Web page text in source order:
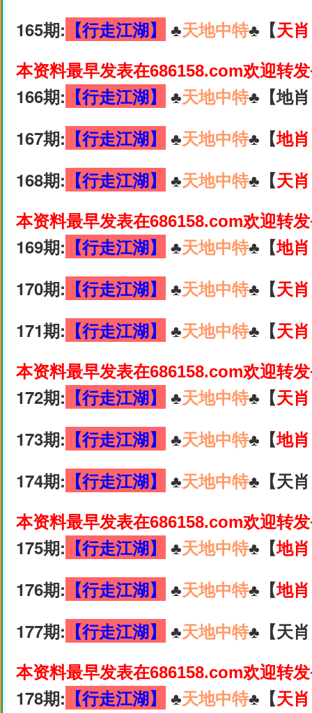
165期: 【行走江湖】 ♣️天地中特♣️【天肖
本资料最早发表在686158.com欢迎转
166期: 【行走江湖】 ♣️天地中特♣️【地
167期: 【行走江湖】 ♣️天地中特♣️【地肖
168期: 【行走江湖】 ♣️天地中特♣️【天肖
本资料最早发表在686158.com欢迎转
169期: 【行走江湖】 ♣️天地中特♣️【地肖
170期: 【行走江湖】 ♣️天地中特♣️【天肖
171期: 【行走江湖】 ♣️天地中特♣️【天肖
本资料最早发表在686158.com欢迎转
172期: 【行走江湖】 ♣️天地中特♣️【天肖
173期: 【行走江湖】 ♣️天地中特♣️【地肖
174期: 【行走江湖】 ♣️天地中特♣️【天
本资料最早发表在686158.com欢迎转
175期: 【行走江湖】 ♣️天地中特♣️【地肖
176期: 【行走江湖】 ♣️天地中特♣️【地肖
177期: 【行走江湖】 ♣️天地中特♣️【天
本资料最早发表在686158.com欢迎转
178期: 【行走江湖】 ♣️天地中特♣️【天肖